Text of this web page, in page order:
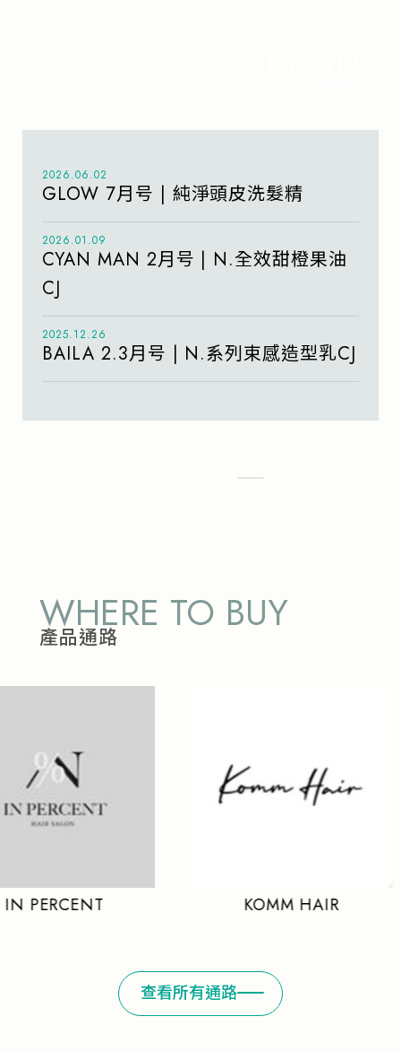
2026.06.02
GLOW 7月号 | 純淨頭皮洗髮精
2026.01.09
CYAN MAN 2月号 | N.全效甜橙果油
CJ
2025.12.26
BAILA 2.3月号 | N.系列束感造型乳CJ
WHERE TO BUY
產品通路
KOMM HAIR
查看所有通路